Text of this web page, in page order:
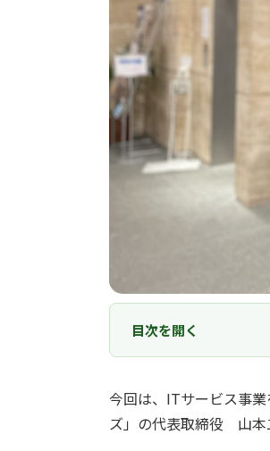
目次を開く
今回は、ITサービス事
ズ」の代表取締役 山本